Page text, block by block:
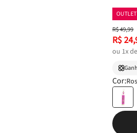
OUTLET
R$49,99
R$24,
ou 1x de
Cor: